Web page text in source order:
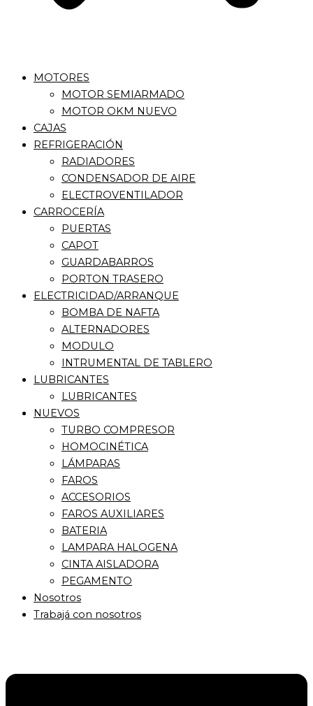
MOTORES
MOTOR SEMIARMADO
MOTOR OKM NUEVO
CAJAS
REFRIGERACIÓN
RADIADORES
CONDENSADOR DE AIRE
ELECTROVENTILADOR
CARROCERÍA
PUERTAS
CAPOT
GUARDABARROS
PORTON TRASERO
ELECTRICIDAD/ARRANQUE
BOMBA DE NAFTA
ALTERNADORES
MODULO
INTRUMENTAL DE TABLERO
LUBRICANTES
LUBRICANTES
NUEVOS
TURBO COMPRESOR
HOMOCINÉTICA
LÁMPARAS
FAROS
ACCESORIOS
FAROS AUXILIARES
BATERIA
LAMPARA HALOGENA
CINTA AISLADORA
PEGAMENTO
Nosotros
Trabajá con nosotros